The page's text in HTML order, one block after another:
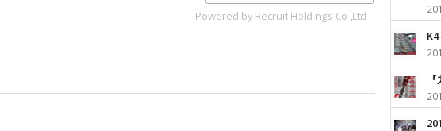
Powered by Recruit Holdings Co.,Ltd